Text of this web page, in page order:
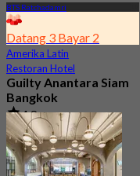
BTS Ratchadamri
Datang 3 Bayar 2
Amerika Latin
Restoran Hotel
Guilty Anantara Siam
Bangkok
4.8
2.5K telah dipesan
Dari฿ 650